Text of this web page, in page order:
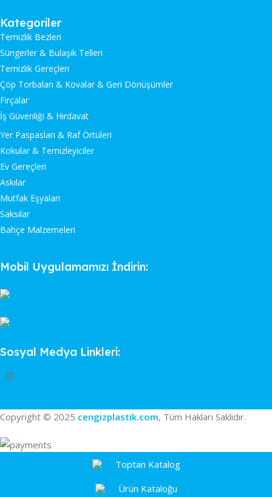
Kategoriler
Temizlik Bezleri
Süngerler & Bulaşık Telleri
Temizlik Gereçleri
Çöp Torbaları & Kovalar & Geri Dönüşümler
Fırçalar
İş Güvenliği & Hırdavat
Yer Paspasları & Raf Örtüleri
Kokular & Temizleyiciler
Ev Gereçleri
Askılar
Mutfak Eşyaları
Saksılar
Bahçe Malzemeleri
Mobil Uygulamamızı İndirin:
Sosyal Medya Linkleri:
Copyright © 2025 cengizplastik.com, Tüm Hakları Saklıdır.
Toptan Katalog
Ürün Kataloğu